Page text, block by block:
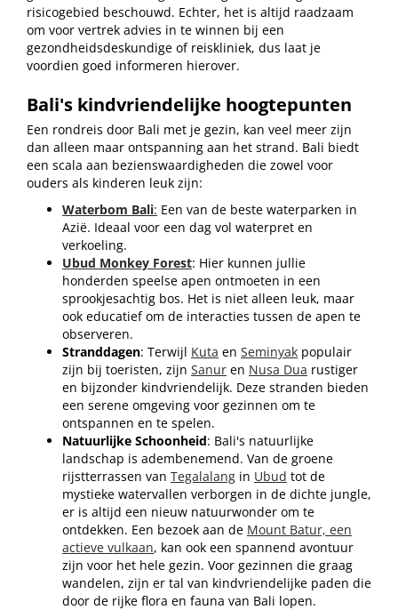
risicogebied beschouwd. Echter, het is altijd raadzaam
om voor vertrek advies in te winnen bij een
gezondheidsdeskundige of reiskliniek, dus laat je
voordien goed informeren hierover.
Bali's kindvriendelijke hoogtepunten
Een rondreis door Bali met je gezin, kan veel meer zijn
dan alleen maar ontspanning aan het strand. Bali biedt
een scala aan bezienswaardigheden die zowel voor
ouders als kinderen leuk zijn:
Waterbom Bali: Een van de beste waterparken in
Azië. Ideaal voor een dag vol waterpret en
verkoeling.
Ubud Monkey Forest: Hier kunnen jullie
honderden speelse apen ontmoeten in een
sprookjesachtig bos. Het is niet alleen leuk, maar
ook educatief om de interacties tussen de apen te
observeren.
Stranddagen: Terwijl Kuta en Seminyak populair
zijn bij toeristen, zijn Sanur en Nusa Dua rustiger
en bijzonder kindvriendelijk. Deze stranden bieden
een serene omgeving voor gezinnen om te
ontspannen en te spelen.
Natuurlijke Schoonheid: Bali's natuurlijke
landschap is adembenemend. Van de groene
rijstterrassen van Tegalalang in Ubud tot de
mystieke watervallen verborgen in de dichte jungle,
er is altijd een nieuw natuurwonder om te
ontdekken. Een bezoek aan de Mount Batur, een
actieve vulkaan, kan ook een spannend avontuur
zijn voor het hele gezin. Voor gezinnen die graag
wandelen, zijn er tal van kindvriendelijke paden die
door de rijke flora en fauna van Bali lopen.